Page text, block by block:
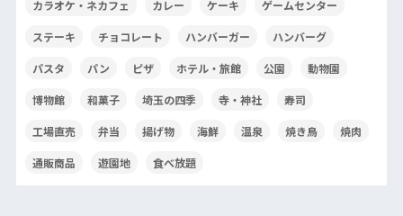
カラオケ・ネカフェ カレー ケーキ ゲームセンター
ステーキ チョコレート ハンバーガー ハンバーグ
パスタ パン ピザ ホテル・旅館 公園 動物園
博物館 和菓子 埼玉の四季 寺・神社 寿司
工場直売 弁当 揚げ物 海鮮 温泉 焼き鳥 焼肉
通販商品 遊園地 食べ放題